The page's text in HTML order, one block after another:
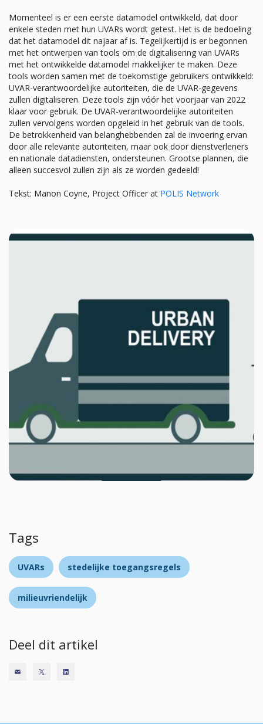
Momenteel is er een eerste datamodel ontwikkeld, dat door
enkele steden met hun UVARs wordt getest. Het is de bedoeling
dat het datamodel dit najaar af is. Tegelijkertijd is er begonnen
met het ontwerpen van tools om de digitalisering van UVARs
met het ontwikkelde datamodel makkelijker te maken. Deze
tools worden samen met de toekomstige gebruikers ontwikkeld:
UVAR-verantwoordelijke autoriteiten, die de UVAR-gegevens
zullen digitaliseren. Deze tools zijn vóór het voorjaar van 2022
klaar voor gebruik. De UVAR-verantwoordelijke autoriteiten
zullen vervolgens worden opgeleid in het gebruik van de tools.
De betrokkenheid van belanghebbenden zal de invoering ervan
door alle relevante autoriteiten, maar ook door dienstverleners
en nationale datadiensten, ondersteunen. Grootse plannen, die
alleen succesvol zullen zijn als ze worden gedeeld!
Tekst: Manon Coyne, Project Officer at POLIS Network
Tags
UVARs stedelijke toegangsregels
milieuvriendelijk
Deel dit artikel